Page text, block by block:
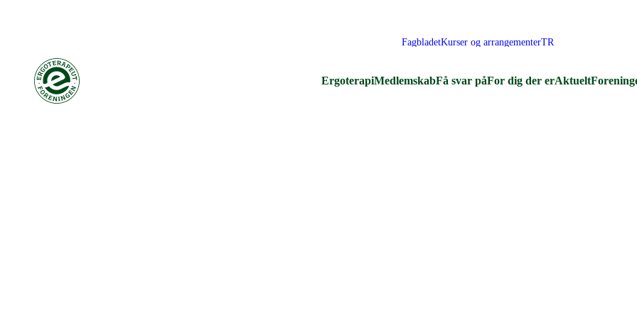
FagbladetKurser og arrangementerTR
ErgoterapiMedlemskabFå svar påFor dig der erAktuelt